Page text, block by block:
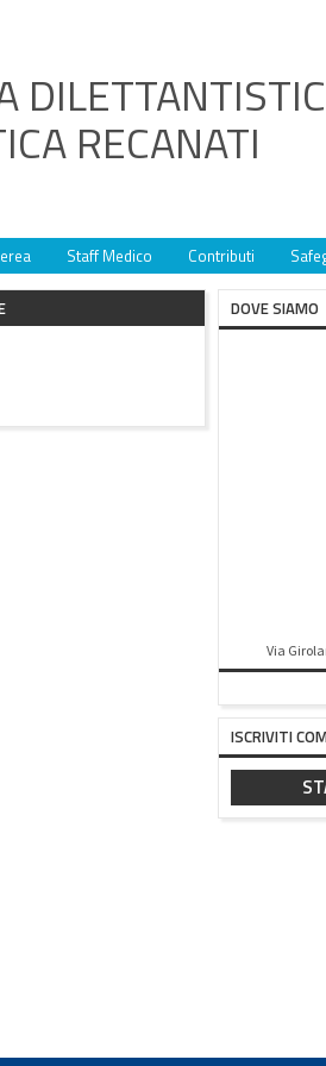
RECANATI
Staff Medico Contributi
DOVE SIAMO
Via
ISCRIVITI